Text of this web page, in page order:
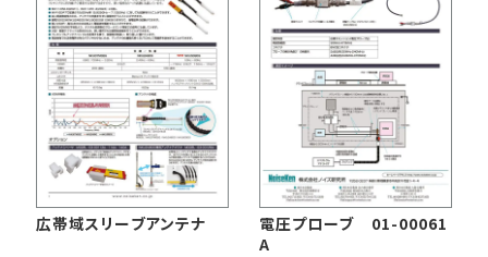
お問い合わせ
サポートデスク
ニュース 会社概要
広帯域スリーブアンテナ
電圧プローブ 01-00061
A